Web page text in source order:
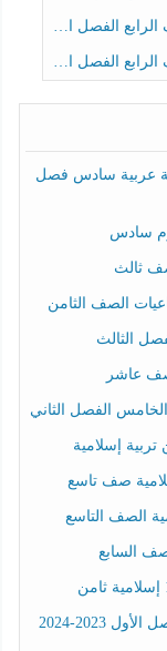
الفصل الثالث
الفصل الثالث
عربية سادس فصل
سادس
ثالث
الصف الثامن
الثالث
عاشر
الفصل الثاني
إسلامية
صف تاسع
السابع
2024